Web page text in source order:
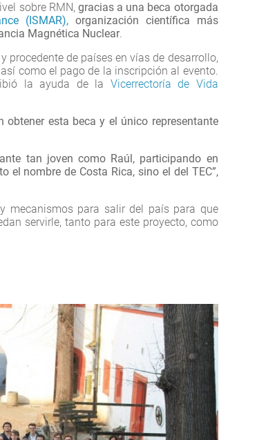
sobre RMN, gracias a una beca otorgada
(ISMAR), organización científica más
Magnética Nuclear.
procedente de países en vías de desarrollo,
como el pago de la inscripción al evento.
la ayuda de la Vicerrectoría de Vida
esta beca y el único representante
tan joven como Raúl, participando en
el nombre de Costa Rica, sino el del TEC”,
mecanismos para salir del país para que
servirle, tanto para este proyecto, como